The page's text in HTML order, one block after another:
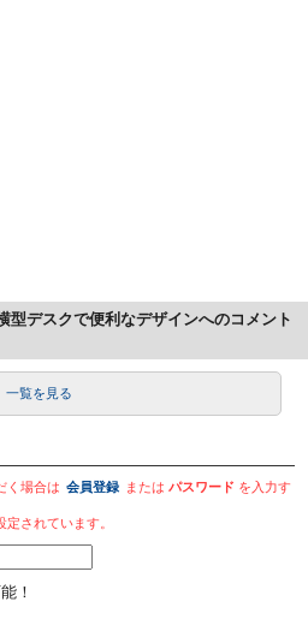
型デスクで便利なデザインへのコメント
一覧を見る
く場合は 会員登録 またはパスワード を入力す
されています。
！